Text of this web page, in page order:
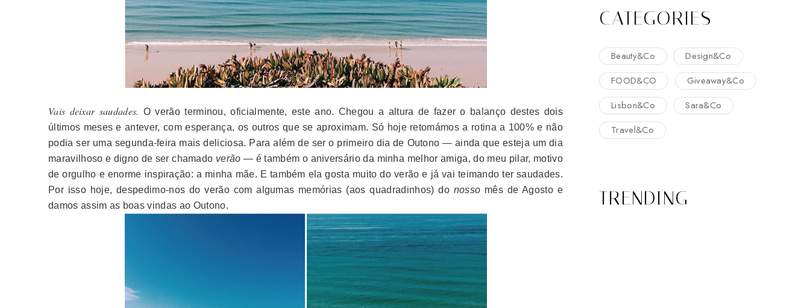
Vais deixar saudades. O verão terminou, oficialmente, este ano. Chegou a altura de fazer o balanço destes dois
últimos meses e antever, com esperança, os outros que se aproximam. Só hoje retomámos a rotina a 100% e não
podia ser uma segunda-feira mais deliciosa. Para além de ser o primeiro dia de Outono — ainda que esteja um dia
maravilhoso e digno de ser chamado verão — é também o aniversário da minha melhor amiga, do meu pilar, motivo
de orgulho e enorme inspiração: a minha mãe. E também ela gosta muito do verão e já vai teimando ter saudades.
Por isso hoje, despedimo-nos do verão com algumas memórias (aos quadradinhos) do nosso mês de Agosto e
damos assim as boas vindas ao Outono.
CATEGORIES
Beauty&Co
Design&Co
FOOD&CO
Giveaway&Co
Lisbon&Co
Sara&Co
Travel&Co
TRENDING